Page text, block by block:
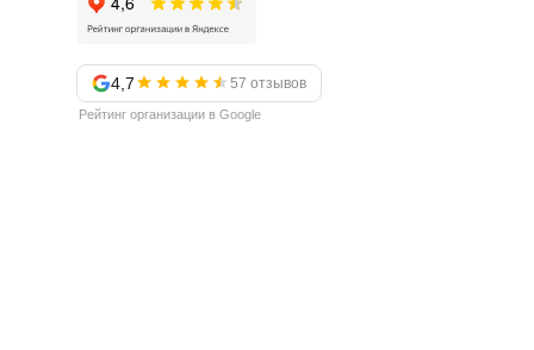
4,7 57 отзывов
Рейтинг организации в Google